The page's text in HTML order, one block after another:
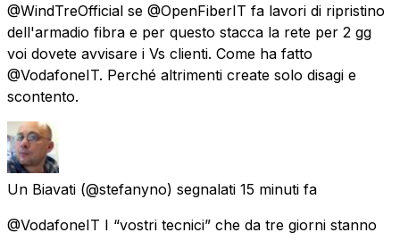
@WindTreOfficial se @OpenFiberIT fa lavori di ripristino
dell'armadio fibra e per questo stacca la rete per 2 gg
voi dovete avvisare i Vs clienti. Come ha fatto
@VodafoneIT. Perché altrimenti create solo disagi e
scontento.
Un Biavati (@stefanyno) segnalati 15 minuti fa
@VodafoneIT I “vostri tecnici” che da tre giorni stanno